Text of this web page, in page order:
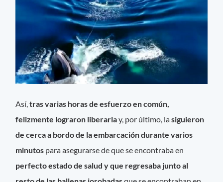
Así,tras varias horas de esfuerzo en común,
felizmente lograron liberarlay, por último, lasiguieron
de cerca a bordo de la embarcación durante varios
minutos para asegurarse de que se encontraba en
perfecto estado de salud y que regresaba junto al